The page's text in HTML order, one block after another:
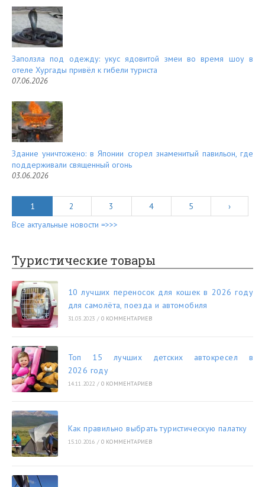
Заползла под одежду: укус ядовитой змеи во время шоу в
отеле Хургады привёл к гибели туриста
07.06.2026
Здание уничтожено: в Японии сгорел знаменитый павильон, где
поддерживали священный огонь
03.06.2026
1 2 3 4 5
›
Все актуальные новости =>>>
Туристические товары
10 лучших переносок для кошек в 2026 году
для самолёта, поезда и автомобиля
31.03.2023 / 0 КОММЕНТАРИЕВ
Топ 15 лучших детских автокресел в
2026 году
14.11.2022 / 0 КОММЕНТАРИЕВ
Как правильно выбрать туристическую палатку
15.10.2016 / 0 КОММЕНТАРИЕВ